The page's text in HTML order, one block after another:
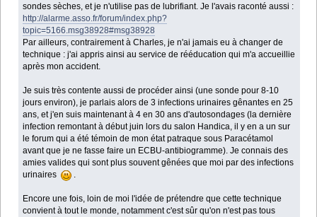
sondes sèches, et je n'utilise pas de lubrifiant. Je l'avais raconté aussi :
http://alarme.asso.fr/forum/index.php?
topic=5166.msg38928#msg38928
Par ailleurs, contrairement à Charles, je n'ai jamais eu à changer de
technique : j'ai appris ainsi au service de rééducation qui m'a accueillie
après mon accident.
Je suis très contente aussi de procéder ainsi (une sonde pour 8-10
jours environ), je parlais alors de 3 infections urinaires gênantes en 25
ans, et j'en suis maintenant à 4 en 30 ans d'autosondages (la dernière
infection remontant à début juin lors du salon Handica, il y en a un sur
le forum qui a été témoin de mon état patraque sous Paracétamol
avant que je ne fasse faire un ECBU-antibiogramme). Je connais des
amies valides qui sont plus souvent gênées que moi par des infections
urinaires
.
Encore une fois, loin de moi l'idée de prétendre que cette technique
convient à tout le monde, notamment c'est sûr qu'on n'est pas tous